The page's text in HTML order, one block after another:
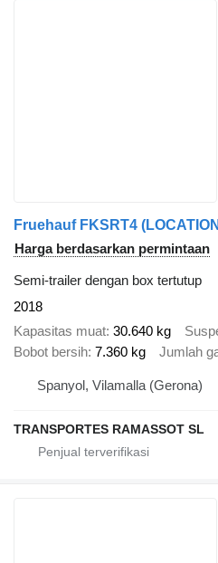
Fruehauf FKSRT4
Harga berdasarkan permintaan
Semi-trailer dengan box tertutup
2018
Kapasitas muat 30.640 kg
Bobot bersih 7.360 kg Jumlah
Spanyol, Vilamalla (Gerona)
TRANSPORTES RAMASSOT SL